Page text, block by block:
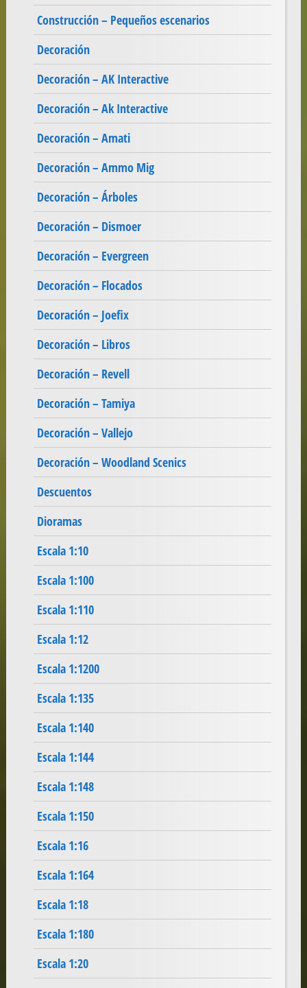
Construcción – Pequeños escenarios
Decoración
Decoración – AK Interactive
Decoración – Ak Interactive
Decoración – Amati
Decoración – Ammo Mig
Decoración – Árboles
Decoración – Dismoer
Decoración – Evergreen
Decoración – Flocados
Decoración – Joefix
Decoración – Libros
Decoración – Revell
Decoración – Tamiya
Decoración – Vallejo
Decoración – Woodland Scenics
Descuentos
Dioramas
Escala 1:10
Escala 1:100
Escala 1:110
Escala 1:12
Escala 1:1200
Escala 1:135
Escala 1:140
Escala 1:144
Escala 1:148
Escala 1:150
Escala 1:16
Escala 1:164
Escala 1:18
Escala 1:180
Escala 1:20